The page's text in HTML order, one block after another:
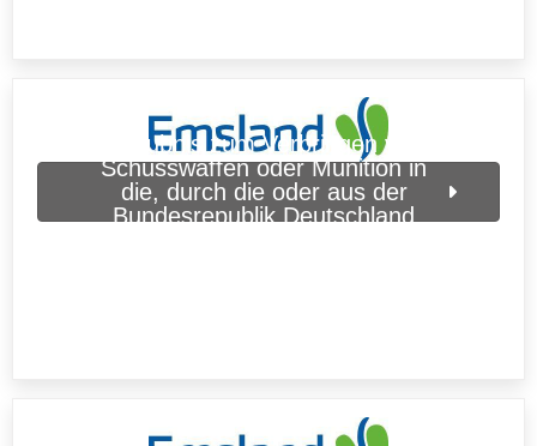
Erlaubnis zum Verbringen von
Schusswaffen oder Munition in
die, durch die oder aus der
Bundesrepublik Deutschland